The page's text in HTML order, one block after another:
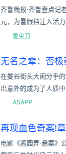
齐鲁晚报·齐鲁壹点记
元，为暑假档注入活
爱尖刀
无名之辈：否极
在曼谷街头大闹分手
出意外的成为了人质
ASAPP
再现血色奇案!
电影《酱园弄·悬案》